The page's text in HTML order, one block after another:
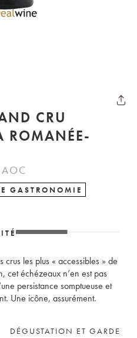
CRU
ROMANÉE-
GASTRONOMIE
crus les plus « accessibles » de
cet échézeaux n’en est pas
persistance somptueuse et
Une icône, assurément.
DÉGUSTATION ET GARDE